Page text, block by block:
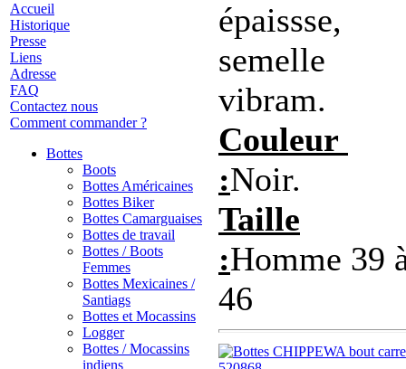
Accueil
Historique
Presse
Liens
Adresse
FAQ
Contactez nous
Comment commander ?
Bottes
Boots
Bottes Américaines
Bottes Biker
Bottes Camarguaises
Bottes de travail
Bottes / Boots
Femmes
Bottes Mexicaines /
Santiags
Bottes et Mocassins
Logger
Bottes / Mocassins
indiens
épaissse,
semelle
vibram.
Couleur
:Noir.
Taille
:Homme 39
46